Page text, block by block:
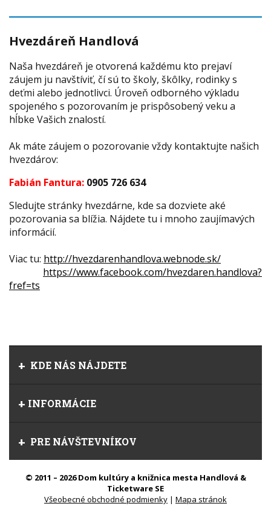
Hvezdáreň Handlová
Naša hvezdáreň je otvorená každému kto prejaví
záujem ju navštíviť, čí sú to školy, škôlky, rodinky s
deťmi alebo jednotlivci. Úroveň odborného výkladu
spojeného s pozorovaním je prispôsobený veku a
hĺbke Vašich znalostí.
Ak máte záujem o pozorovanie vždy kontaktujte našich
hvezdárov:
Fabián Fantura: 0905 726 634
Sledujte stránky hvezdárne, kde sa dozviete aké
pozorovania sa blížia. Nájdete tu i mnoho zaujímavých
informácií.
Viac tu: http://hvezdarenhandlova.webnode.sk/
https://www.facebook.com/hvezdaren.handlova?
fref=ts
KDE NÁS NÁJDETE
INFORMÁCIE
PRE NÁVŠTEVNÍKOV
© 2011 – 2026 Dom kultúry a knižnica mesta Handlová &
Ticketware SE
Všeobecné obchodné podmienky | Mapa stránok